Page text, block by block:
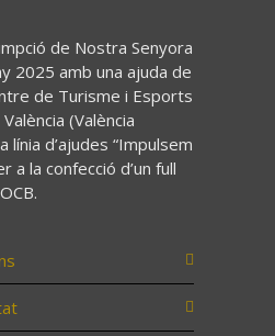
de Nostra Senyora
2025 amb una ajuda de
de Turisme i Esports
(València
línia d’ajudes “Impulsem
a la confecció d’un full